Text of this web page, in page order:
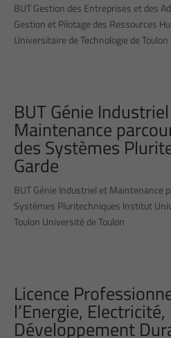
BUT Gestion des Entreprises et des
Gestion et Pilotage des Ressources
Universitaire de Technologie de
BUT Génie
Maintenance
des Systèmes
Garde
BUT Génie Industriel et Maintenance
Systèmes Pluritechniques Institut
Toulon Université de Toulon
Licence
l’Energie, Electricité,
Développement